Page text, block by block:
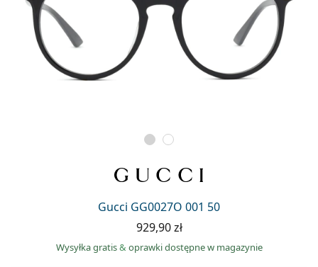
Gucci GG0027O 001 50
929,90 zł
Wysyłka gratis& oprawki dostępne w magazynie